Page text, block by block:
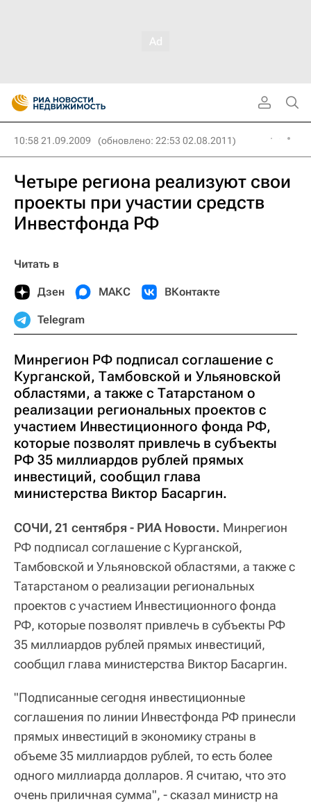
10:58 21.09.2009 (обновлено: 22:53 02.08.2011)
Четыре региона реализуют свои
проекты при участии средств
Инвестфонда РФ
Читать в
Дзен МАКС ВКонтакте
Telegram
Минрегион РФ подписал соглашение с
Курганской, Тамбовской и Ульяновской
областями, а также с Татарстаном о
реализации региональных проектов с
участием Инвестиционного фонда РФ,
которые позволят привлечь в субъекты
РФ 35 миллиардов рублей прямых
инвестиций, сообщил глава
министерства Виктор Басаргин.
СОЧИ, 21 сентября - РИА Новости. Минрегион
РФ подписал соглашение с Курганской,
Тамбовской и Ульяновской областями, а также с
Татарстаном о реализации региональных
проектов с участием Инвестиционного фонда
РФ, которые позволят привлечь в субъекты РФ
35 миллиардов рублей прямых инвестиций,
сообщил глава министерства Виктор Басаргин.
"Подписанные сегодня инвестиционные
соглашения по линии Инвестфонда РФ принесли
прямых инвестиций в экономику страны в
объеме 35 миллиардов рублей, то есть более
одного миллиарда долларов. Я считаю, что это
очень приличная сумма", - сказал министр на